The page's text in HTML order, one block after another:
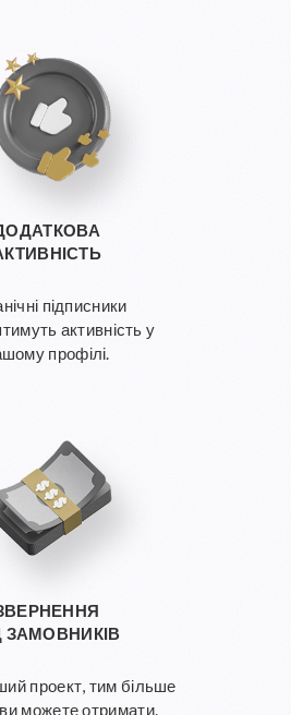
підписники
активність у
профілі.
ЗАМОВНИКІВ
проект, тим більше
ви можете отримати.